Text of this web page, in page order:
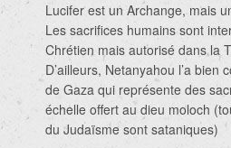
Lucifer est un Archange, mais
Les sacrifices humains sont
Chrétien mais autorisé dans la
D’ailleurs, Netanyahou l’a bien
de Gaza qui représente des
échelle offert au dieu moloch
du Judaïsme sont sataniques)